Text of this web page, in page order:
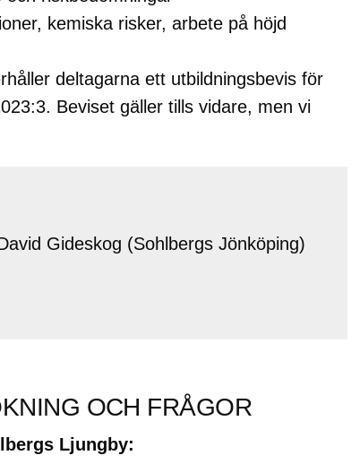
kemiska risker, arbete på höjd
deltagarna ett utbildningsbevis för
Beviset gäller tills vidare, men vi
Gideskog (Sohlbergs Jönköping)
OCH FRÅGOR
Ljungby: